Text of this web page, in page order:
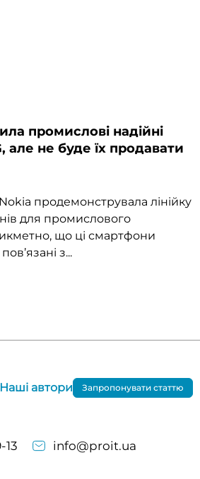
промислові надійні
але не буде їх продавати
продемонструвала лінійку
для промислового
що ці смартфони
з...
13
info@proit.ua
Наші автори Запропонувати статтю